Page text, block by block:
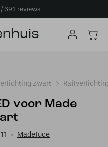
691 reviews
zwart
voor Made
Madeluce